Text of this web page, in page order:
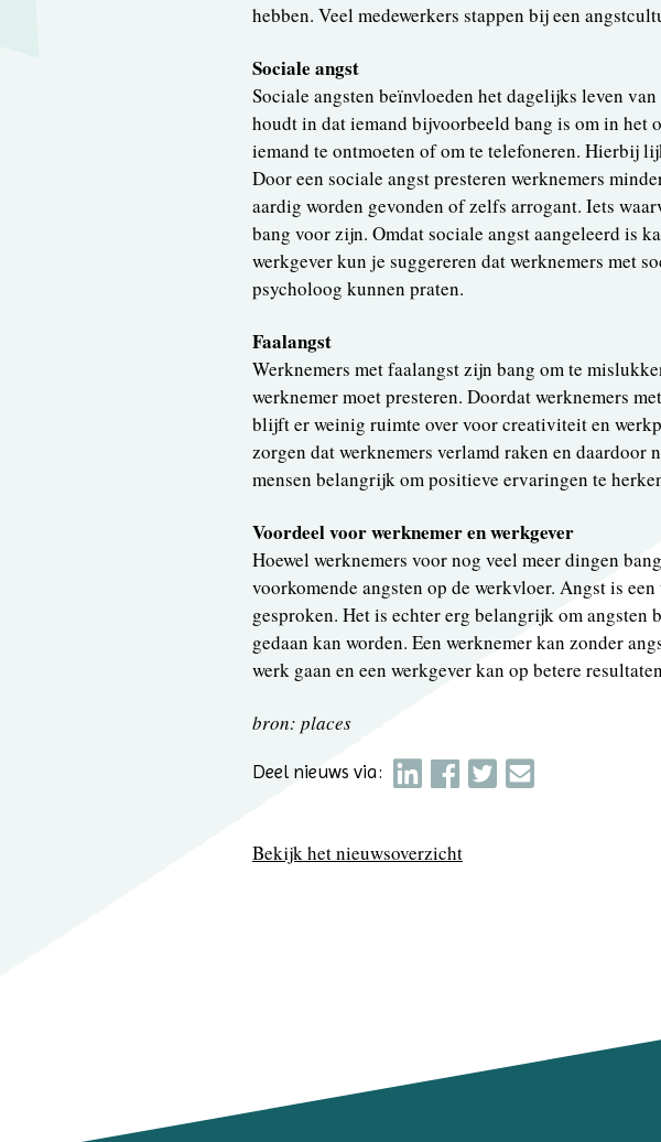
hebben. Veel medewerkers stappen bij een
Sociale angst
Sociale angsten beïnvloeden het dagelijks leven
houdt in dat iemand bijvoorbeeld bang is om in het
iemand te ontmoeten of om te telefoneren. Hierbij
Door een sociale angst presteren werknemers
aardig worden gevonden of zelfs arrogant. Iets
bang voor zijn. Omdat sociale angst aangeleerd is
werkgever kun je suggereren dat werknemers met
psycholoog kunnen praten.
Faalangst
Werknemers met faalangst zijn bang om te
werknemer moet presteren. Doordat werknemers
blijft er weinig ruimte over voor creativiteit en
zorgen dat werknemers verlamd raken en
mensen belangrijk om positieve ervaringen te
Voordeel voor werknemer en werkgever
Hoewel werknemers voor nog veel meer dingen
voorkomende angsten op de werkvloer. Angst is
gesproken. Het is echter erg belangrijk om angsten
gedaan kan worden. Een werknemer kan zonder
werk gaan en een werkgever kan op betere
bron: places
Deel nieuws via:
Bekijk het nieuwsoverzicht